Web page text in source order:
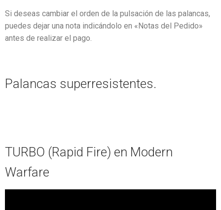
Si deseas cambiar el orden de la pulsación de las palancas,
puedes dejar una nota indicándolo en «Notas del Pedido»
antes de realizar el pago.
Palancas superresistentes.
TURBO (Rapid Fire) en Modern
Warfare